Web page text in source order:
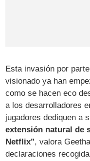
Esta invasión por
visionado ya han
como se hacen eco
a los desarrolladores
jugadores dediquen a
extensión natural de
Netflix", valora
declaraciones